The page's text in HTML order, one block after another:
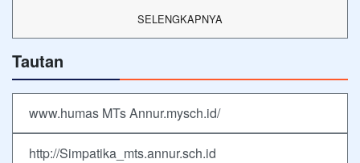
SELENGKAPNYA
Tautan
www.humas MTs Annur.mysch.id/
http://Simpatika_mts.annur.sch.id